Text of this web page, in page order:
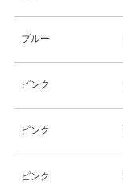
ブルー
ピンク
ピンク
ピンク